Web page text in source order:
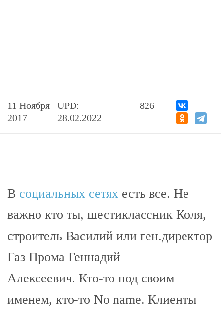
11 Ноября
2017
UPD:
28.02.2022
826
В социальных сетях есть все. Не
важно кто ты, шестиклассник Коля,
строитель Василий или ген.директор
Газ Прома Геннадий
Алексеевич. Кто-то под своим
именем, кто-то No name. Клиенты